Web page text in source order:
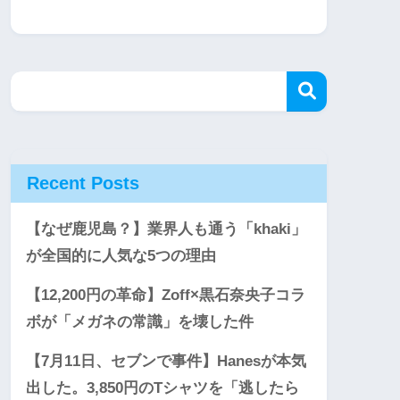
Recent Posts
【なぜ鹿児島？】業界人も通う「khaki」
が全国的に人気な5つの理由
【12,200円の革命】Zoff×黒石奈央子コラ
ボが「メガネの常識」を壊した件
【7月11日、セブンで事件】Hanesが本気
出した。3,850円のTシャツを「逃したら